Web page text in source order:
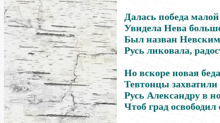
Далась победа
Увидела Нева
Был назван
Русь ликовала,
Но вскоре новая
Тевтонцы захватили
Русь Александру в
Чтоб град освободил